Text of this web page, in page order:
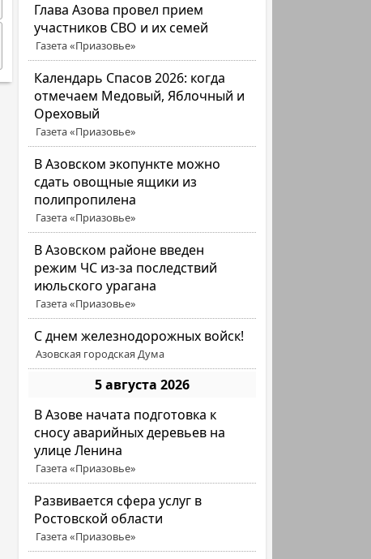
Глава Азова провел прием
участников СВО и их семей
Газета «Приазовье»
Календарь Спасов 2026: когда
отмечаем Медовый, Яблочный и
Ореховый
Газета «Приазовье»
В Азовском экопункте можно
сдать овощные ящики из
полипропилена
Газета «Приазовье»
В Азовском районе введен
режим ЧС из-за последствий
июльского урагана
Газета «Приазовье»
С днем железнодорожных войск!
Азовская городская Дума
5 августа 2026
В Азове начата подготовка к
сносу аварийных деревьев на
улице Ленина
Газета «Приазовье»
Развивается сфера услуг в
Ростовской области
Газета «Приазовье»